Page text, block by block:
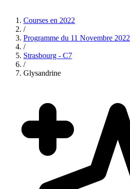
Courses en 2022
/
Programme du 11 Novembre 2022
/
Strasbourg - C7
/
Glysandrine